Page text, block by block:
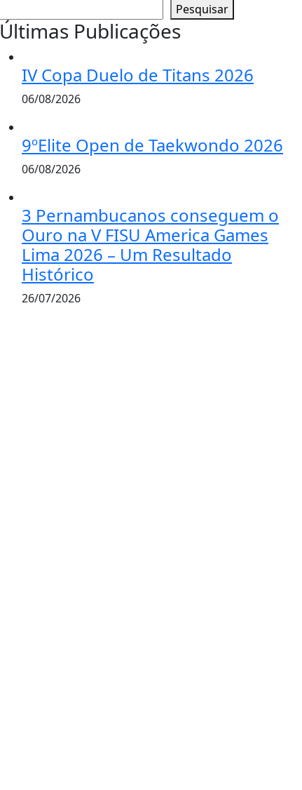
Pesquisar
Últimas Publicações
IV Copa Duelo de Titans 2026
06/08/2026
9ºElite Open de Taekwondo 2026
06/08/2026
3 Pernambucanos conseguem o
Ouro na V FISU America Games
Lima 2026 – Um Resultado
Histórico
26/07/2026